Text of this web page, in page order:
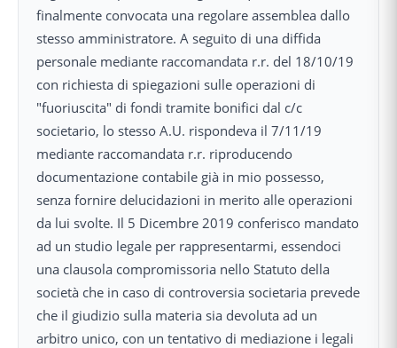
finalmente convocata una regolare assemblea dallo
stesso amministratore. A seguito di una diffida
personale mediante raccomandata r.r. del 18/10/19
con richiesta di spiegazioni sulle operazioni di
"fuoriuscita" di fondi tramite bonifici dal c/c
societario, lo stesso A.U. rispondeva il 7/11/19
mediante raccomandata r.r. riproducendo
documentazione contabile già in mio possesso,
senza fornire delucidazioni in merito alle operazioni
da lui svolte. Il 5 Dicembre 2019 conferisco mandato
ad un studio legale per rappresentarmi, essendoci
una clausola compromissoria nello Statuto della
società che in caso di controversia societaria prevede
che il giudizio sulla materia sia devoluta ad un
arbitro unico, con un tentativo di mediazione i legali